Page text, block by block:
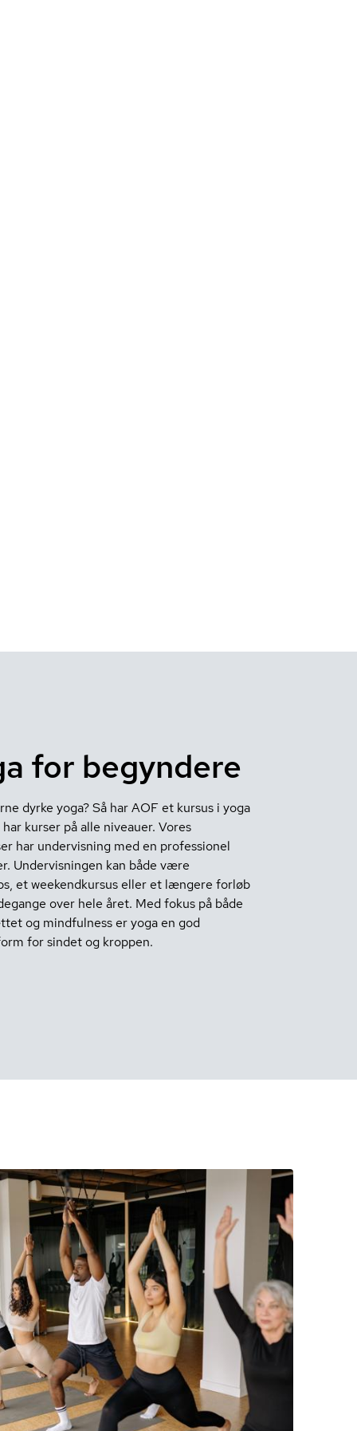
for begyndere
dyrke yoga? Så har AOF et kursus i yoga
kurser på alle niveauer. Vores
har undervisning med en professionel
Undervisningen kan både være
et weekendkursus eller et længere forløb
over hele året. Med fokus på både
og mindfulness er yoga en god
for sindet og kroppen.